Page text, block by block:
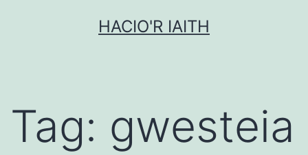
HACIO'R IAITH
Tag: gwesteia